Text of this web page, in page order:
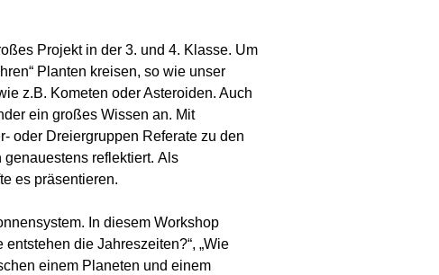
Projekt in der 3. und 4. Klasse. Um
Planten kreisen, so wie unser
z.B. Kometen oder Asteroiden. Auch
ein großes Wissen an. Mit
oder Dreiergruppen Referate zu den
reflektiert. Als
es präsentieren.
In diesem Workshop
die Jahreszeiten?“, „Wie
einem Planeten und einem